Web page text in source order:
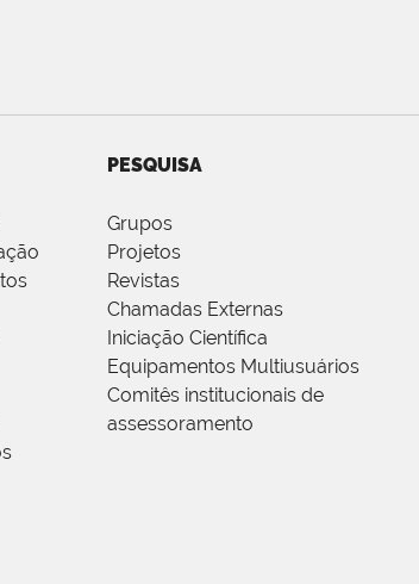
PESQUISA
Grupos
Projetos
Revistas
Chamadas Externas
Iniciação Científica
Equipamentos Multiusuários
Comitês institucionais de
assessoramento